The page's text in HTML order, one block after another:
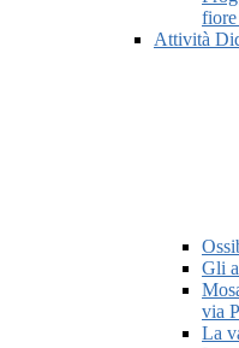
Attività
Gli
via
La